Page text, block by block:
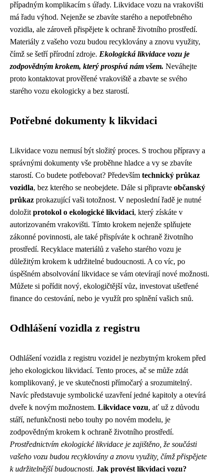
případným komplikacím s úřady. Likvidace vozu na vrakovišti
má řadu výhod. Nejenže se zbavíte starého a nepotřebného
vozidla, ale zároveň přispějete k ochraně životního prostředí.
Materiály z vašeho vozu budou recyklovány a znovu využity,
čímž se šetří přírodní zdroje. Ekologická likvidace vozu je
zodpovědným krokem, který prospívá nám všem. Neváhejte
proto kontaktovat prověřené vrakoviště a zbavte se svého
starého vozu ekologicky a bez starostí.
Potřebné dokumenty k likvidaci
Likvidace vozu nemusí být složitý proces. S trochou přípravy a
správnými dokumenty vše proběhne hladce a vy se zbavíte
starostí. Co budete potřebovat? Především technický průkaz
vozidla, bez kterého se neobejdete. Dále si připravte občanský
průkaz prokazující vaši totožnost. V neposlední řadě je nutné
doložit protokol o ekologické likvidaci, který získáte v
autorizovaném vrakovišti. Tímto krokem nejenže splňujete
zákonné povinnosti, ale také přispíváte k ochraně životního
prostředí. Recyklace materiálů z vašeho starého vozu je
důležitým krokem k udržitelné budoucnosti. A co víc, po
úspěšném absolvování likvidace se vám otevírají nové možnosti.
Můžete si pořídit nový, ekologičtější vůz, investovat ušetřené
finance do cestování, nebo je využít pro splnění vašich snů.
Odhlášení vozidla z registru
Odhlášení vozidla z registru vozidel je nezbytným krokem před
jeho ekologickou likvidací. Tento proces, ač se může zdát
komplikovaný, je ve skutečnosti přímočarý a srozumitelný.
Navíc představuje symbolické uzavření jedné kapitoly a otevírá
dveře k novým možnostem. Likvidace vozu, ať už z důvodu
stáří, nefunkčnosti nebo touhy po novém modelu, je
zodpovědným krokem k ochraně životního prostředí.
Prostřednictvím ekologické likvidace je zajištěno, že součásti
vašeho vozu budou recyklovány a znovu využity, čímž přispějete
k udržitelnější budoucnosti. Jak provést likvidaci vozu?